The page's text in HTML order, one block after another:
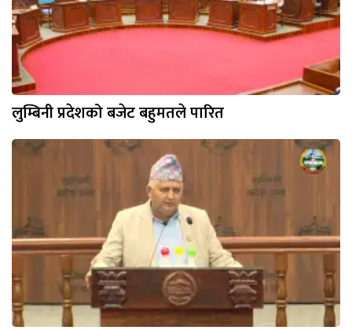
लुम्बिनी प्रदेशको बजेट बहुमतले पारित